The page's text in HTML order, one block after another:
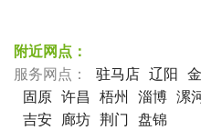
附近网点：
服务网点：
驻马店 辽阳
固原 许昌 梧州 淄博 漯
吉安 廊坊 荆门 盘锦